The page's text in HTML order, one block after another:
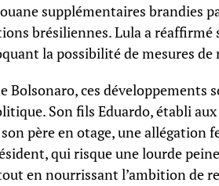
supplémentaires brandies
brésiliennes. Lula a
la possibilité de mesures de
Bolsonaro, ces développements
Son fils Eduardo, établi aux
père en otage, une allégation
qui risque une lourde
en nourrissant l’ambition de